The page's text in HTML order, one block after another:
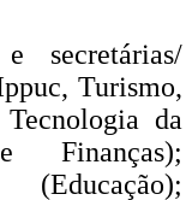
secretárias/
Turismo,
da
Finanças);